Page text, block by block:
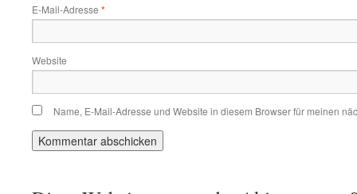
E-Mail-Adresse *
Website
Name, E-Mail-Adresse und Website in diesem Browser für meinen